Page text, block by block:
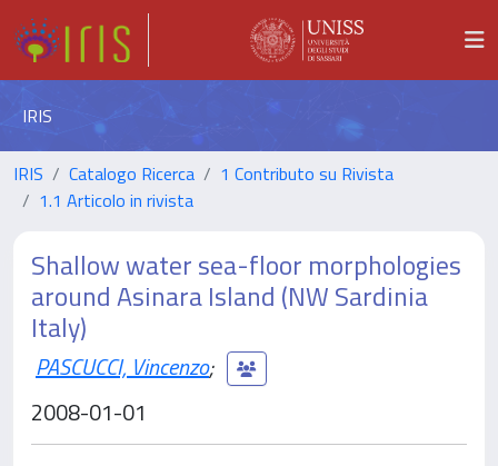
IRIS
IRIS Catalogo Ricerca
1 Contributo su Rivista
1.1 Articolo in rivista
Shallow water sea-floor morphologies
around Asinara Island (NW Sardinia
Italy)
PASCUCCI, Vincenzo;
2008-01-01